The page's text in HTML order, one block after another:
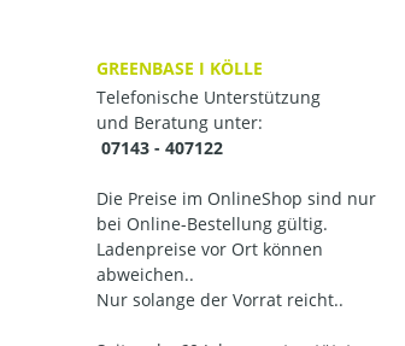
GREENBASE I KÖLLE
Telefonische Unterstützung
und Beratung unter:
07143 - 407122
Die Preise im OnlineShop sind nur
bei Online-Bestellung gültig.
Ladenpreise vor Ort können
abweichen..
Nur solange der Vorrat reicht..